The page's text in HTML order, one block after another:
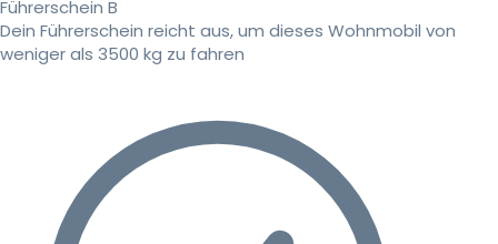
Führerschein B
Dein Führerschein reicht aus, um dieses Wohnmobil von
weniger als 3500 kg zu fahren